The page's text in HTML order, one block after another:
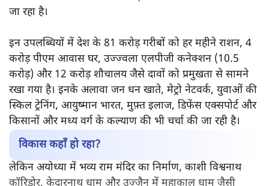
जा रहा है।
इन उपलब्धियों में देश के 81 करोड़ गरीबों को हर महीने राशन, 4
करोड़ पीएम आवास घर, उज्ज्वला एलपीजी कनेक्शन (10.5
करोड़) और 12 करोड़ शौचालय जैसे दावों को प्रमुखता से सामने
रखा गया है। इनके अलावा जन धन खाते, मेट्रो नेटवर्क, युवाओं की
स्किल ट्रेनिंग, आयुष्मान भारत, मुफ़्त इलाज, डिफेंस एक्सपोर्ट और
किसानों और मध्य वर्ग के कल्याण की भी चर्चा की जा रही है।
विकास कहाँ हो रहा?
लेकिन अयोध्या में भव्य राम मंदिर का निर्माण, काशी विश्वनाथ